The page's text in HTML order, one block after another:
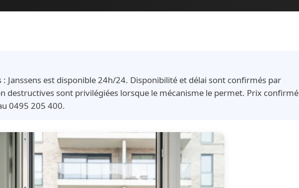
Janssens est disponible 24h/24. Disponibilité et délai sont confirmés par
destructives sont privilégiées lorsque le mécanisme le permet. Prix confirmé
0495 205 400.